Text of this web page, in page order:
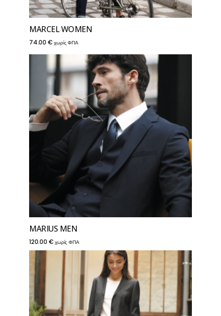
MARCEL WOMEN
74.00 € χωρίς ΦΠΑ
MARIUS MEN
120.00 € χωρίς ΦΠΑ